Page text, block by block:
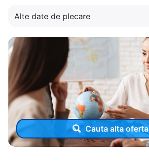
Alte date de plecare
Cauta alta oferta